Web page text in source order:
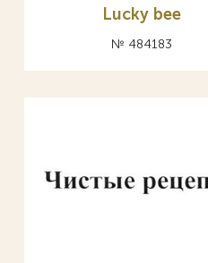
Lucky bee
№ 484183